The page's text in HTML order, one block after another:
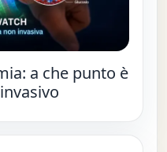
a che punto è